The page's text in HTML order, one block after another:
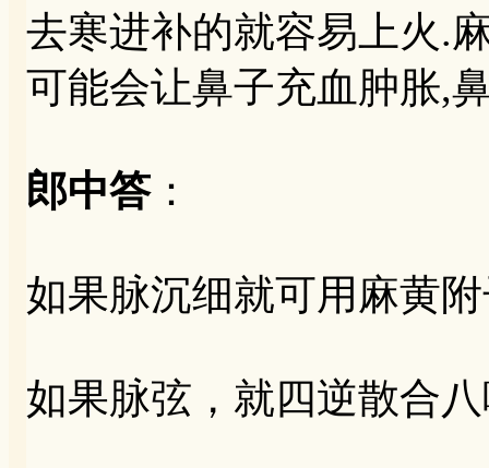
去寒进补的就容易上火.
可能会让鼻子充血肿胀,
郎中答：
如果脉沉细就可用麻黄
如果脉弦，就四逆散合